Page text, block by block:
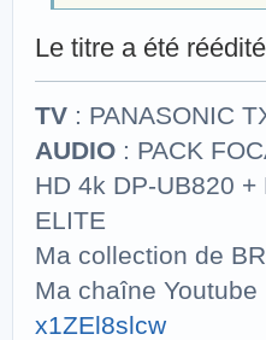
Le titre a été
TV : PANASONIC
AUDIO : PACK
HD 4k DP-UB820
ELITE
Ma collection de
Ma chaîne
x1ZEl8slcw